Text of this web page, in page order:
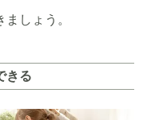
しょう。
きる